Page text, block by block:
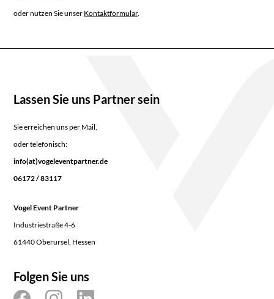
oder nutzen Sie unser Kontaktformular.
Lassen Sie uns Partner sein
Sie erreichen uns per Mail,
oder telefonisch:
info(at)vogeleventpartner.de
06172 / 83117
Vogel Event Partner
Industriestraße 4-6
61440 Oberursel, Hessen
Folgen Sie uns